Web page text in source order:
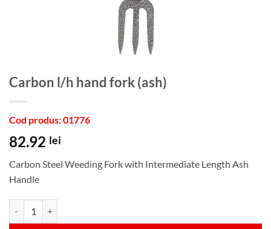
Carbon l/h hand fork (ash)
Cod produs: 01776
82.92 lei
Carbon Steel Weeding Fork with Intermediate Length Ash
Handle